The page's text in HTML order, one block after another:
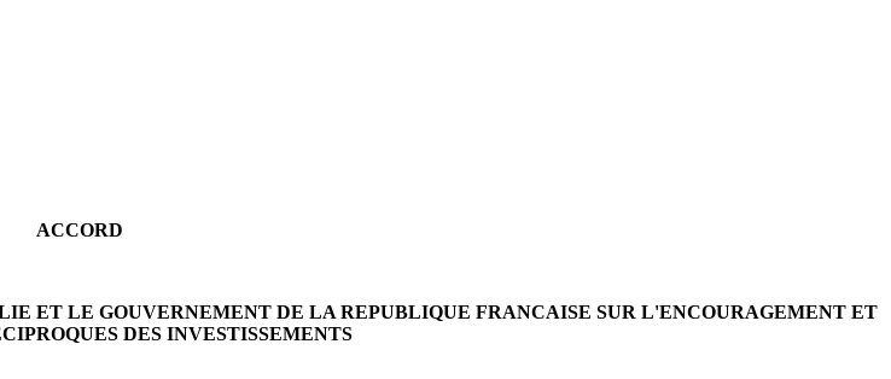
ACCORD
ET LE GOUVERNEMENT DE LA REPUBLIQUE FRANCAISE SUR L'ENCOURAGEMENT ET
DES INVESTISSEMENTS